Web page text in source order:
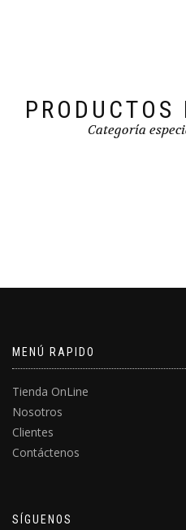
Categoría
MENÚ RAPIDO
Tienda OnLine
Nosotros
Clientes
Contáctenos
SÍGUENOS